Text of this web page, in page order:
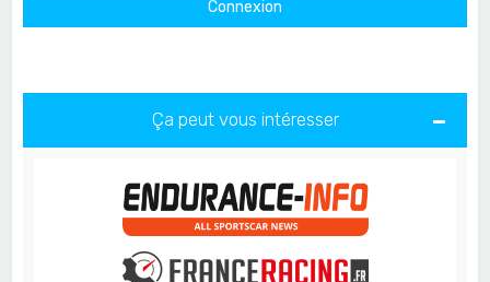
Ça peut vous intéresser